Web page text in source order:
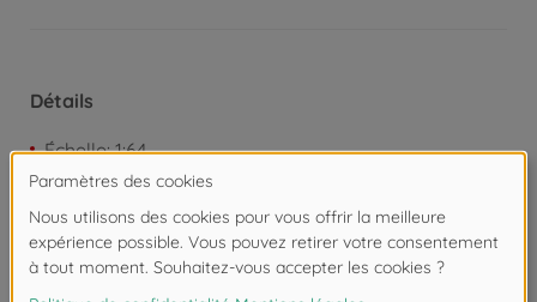
Détails
Échelle: 1:64
Les avis (4)